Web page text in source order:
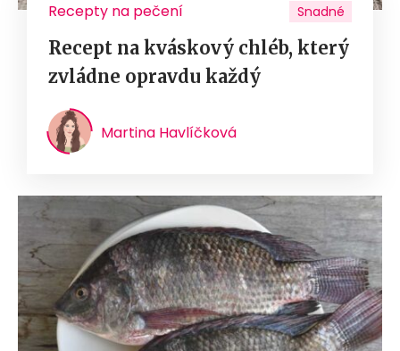
Recepty na pečení Snadné
Recept na kváskový chléb, který
zvládne opravdu každý
Martina Havlíčková